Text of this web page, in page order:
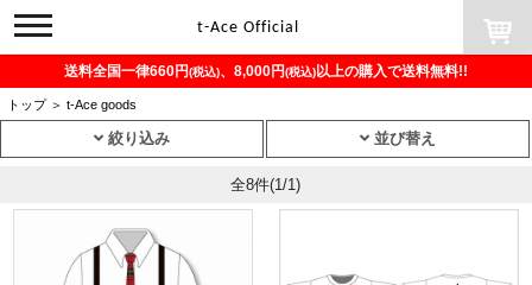
toggle
navigation
t-Ace Official
送料全国一律660円(税込)、8,000円(税込)以上の購入で送料無料!!
トップ ＞ t-Ace goods
絞り込み 並び替え
全8件(1/1)